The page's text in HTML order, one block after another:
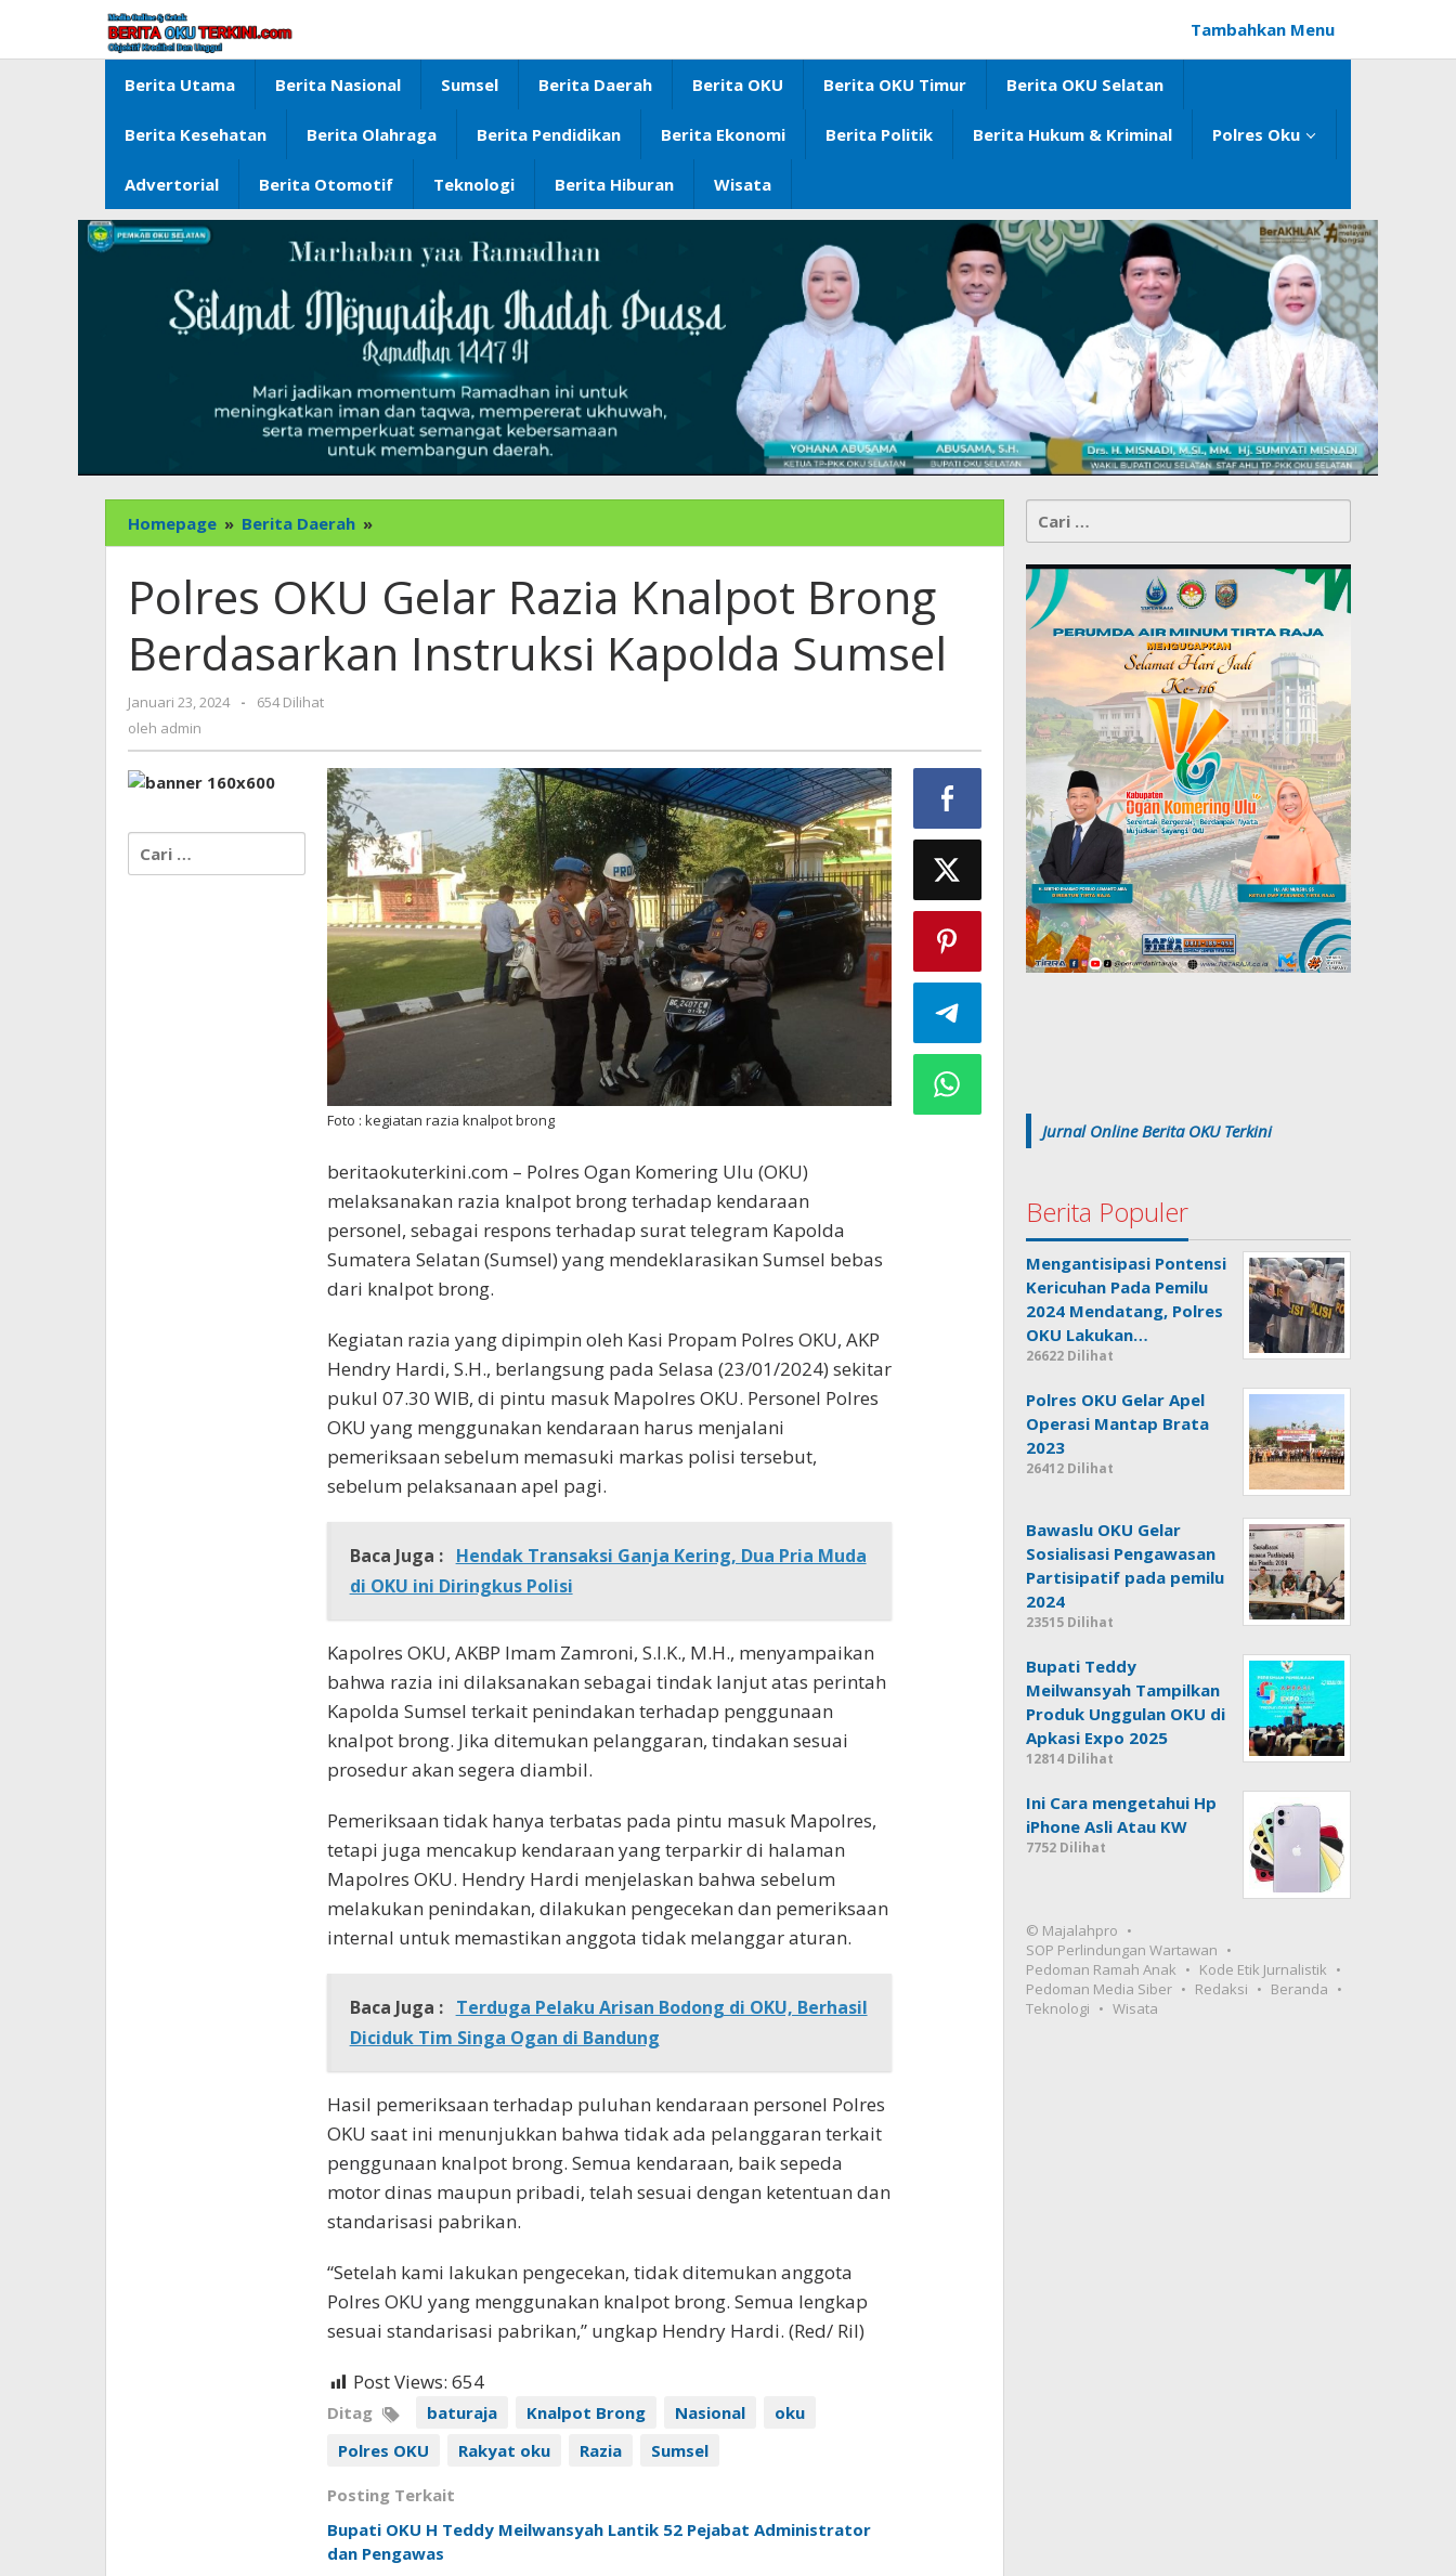
konten
Tambahkan Menu
Berita Utama Berita Nasional Sumsel Berita Daerah Berita OKU Berita OKU Timur Berita OKU Selatan
Berita Kesehatan Berita Olahraga Berita Pendidikan Berita Ekonomi Berita Politik Berita Hukum & Kriminal Polres Oku
Advertorial Berita Otomotif Teknologi Berita Hiburan Wisata
Homepage » Berita Daerah »
OKU
Razia
Knalpot
Brong
Berdasarkan
Polres OKU Gelar Razia Knalpot Brong
Berdasarkan Instruksi Kapolda Sumsel
Januari 23, 2024
oleh
-
654 Dilihat
oleh admin
untuk:
Foto : kegiatan razia knalpot brong
beritaokuterkini.com – Polres Ogan Komering Ulu (OKU)
melaksanakan razia knalpot brong terhadap kendaraan
personel, sebagai respons terhadap surat telegram Kapolda
Sumatera Selatan (Sumsel) yang mendeklarasikan Sumsel bebas
dari knalpot brong.
Kegiatan razia yang dipimpin oleh Kasi Propam Polres OKU, AKP
Hendry Hardi, S.H., berlangsung pada Selasa (23/01/2024) sekitar
pukul 07.30 WIB, di pintu masuk Mapolres OKU. Personel Polres
OKU yang menggunakan kendaraan harus menjalani
pemeriksaan sebelum memasuki markas polisi tersebut,
sebelum pelaksanaan apel pagi.
Baca Juga : Hendak Transaksi Ganja Kering, Dua Pria Muda
di OKU ini Diringkus Polisi
Kapolres OKU, AKBP Imam Zamroni, S.I.K., M.H., menyampaikan
bahwa razia ini dilaksanakan sebagai tindak lanjut atas perintah
Kapolda Sumsel terkait penindakan terhadap penggunaan
knalpot brong. Jika ditemukan pelanggaran, tindakan sesuai
prosedur akan segera diambil.
Pemeriksaan tidak hanya terbatas pada pintu masuk Mapolres,
tetapi juga mencakup kendaraan yang terparkir di halaman
Mapolres OKU. Hendry Hardi menjelaskan bahwa sebelum
melakukan penindakan, dilakukan pengecekan dan pemeriksaan
internal untuk memastikan anggota tidak melanggar aturan.
Baca Juga : Terduga Pelaku Arisan Bodong di OKU, Berhasil
Diciduk Tim Singa Ogan di Bandung
Hasil pemeriksaan terhadap puluhan kendaraan personel Polres
OKU saat ini menunjukkan bahwa tidak ada pelanggaran terkait
penggunaan knalpot brong. Semua kendaraan, baik sepeda
motor dinas maupun pribadi, telah sesuai dengan ketentuan dan
standarisasi pabrikan.
“Setelah kami lakukan pengecekan, tidak ditemukan anggota
Polres OKU yang menggunakan knalpot brong. Semua lengkap
sesuai standarisasi pabrikan,” ungkap Hendry Hardi. (Red/ Ril)
Post Views: 654
Ditag baturaja Knalpot Brong Nasional
oku
Polres OKU
Rakyat oku Razia Sumsel
Posting Terkait
Bupati OKU H Teddy Meilwansyah Lantik 52 Pejabat Administrator
dan Pengawas
untuk:
Jurnal Online Berita OKU Terkini
Berita Populer
Mengantisipasi Pontensi
Kericuhan Pada Pemilu
2024 Mendatang, Polres
OKU Lakukan…
26622 Dilihat
Polres OKU Gelar Apel
Operasi Mantap Brata
2023
26412 Dilihat
Bawaslu OKU Gelar
Sosialisasi Pengawasan
Partisipatif pada pemilu
2024
23515 Dilihat
Bupati Teddy
Meilwansyah Tampilkan
Produk Unggulan OKU di
Apkasi Expo 2025
12814 Dilihat
Ini Cara mengetahui Hp
iPhone Asli Atau KW
7752 Dilihat
© Majalahpro
SOP Perlindungan Wartawan
Pedoman Ramah Anak
Kode Etik Jurnalistik
Pedoman Media Siber
Redaksi
Beranda
Teknologi
Wisata